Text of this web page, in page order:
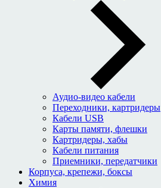
Аудио-видео кабели
Переходники, картридеры
Кабели USB
Карты памяти, флешки
Картридеры, хабы
Кабели питания
Приемники, передатчики
Корпуса, крепежи, боксы
Химия